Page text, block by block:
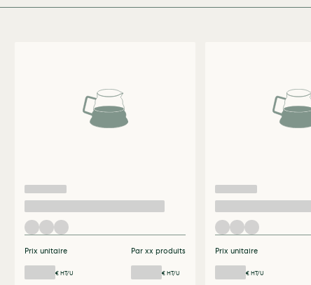
Prix unitaire
€ HT/U
Par xx produits
€ HT/U
Prix unitaire
€ HT/U